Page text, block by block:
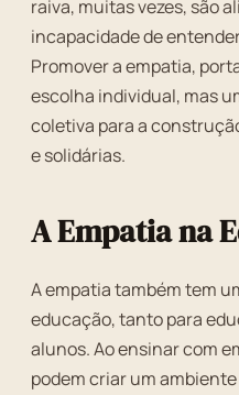
raiva, muitas vezes, são
incapacidade de
Promover a empatia,
escolha individual, mas
coletiva para a
e solidárias.
A Empatia na
A empatia também tem
educação, tanto para
alunos. Ao ensinar com
podem criar um